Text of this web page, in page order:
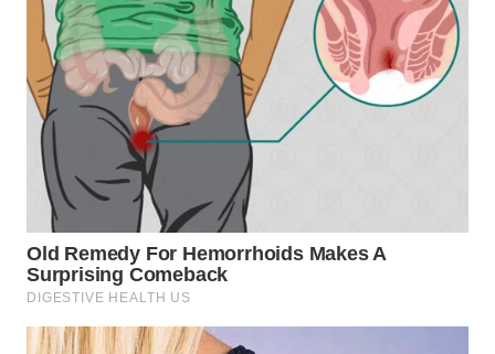
WN
LABUHANBATU
WN
TAPANULI
TENGAH
WN DELI
SERDANG
WN
TEBING
TINGGI